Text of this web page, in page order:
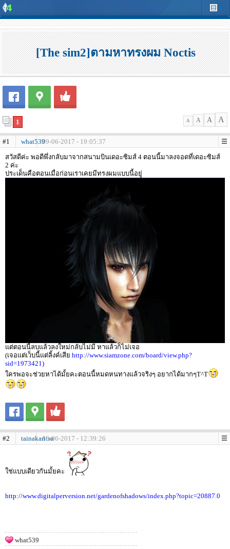
[The sim2]ตามหาทรงผม Noctis
1 A A A A
#1 what53909-06-2017 - 19:05:37
สวัสดีค่ะ พอดีพึ่งกลับมาจากสนามบินเดอะซิมส์ 4 ตอนนี้มาลงจอดที่เดอะซิมส์
2 ค่ะ
ประเด็นคือตอนเมื่อก่อนเราเคยมีทรงผมแบบนี้อยู่
แต่ตอนนี้ลบแล้วลงใหม่กลับไม่มี หาแล้วก็ไม่เจอ
(เจอแต่เว็บนี้แต่ลิ้งค์เสีย http://www.siamzone.com/board/view.php?
sid=1973421)
ใครพอจะช่วยหาได้มั้ยคะตอนนี้หมดหนทางแล้วจริงๆ อยากได้มากๆT^T
#2 tainakaritsu10-06-2017 - 12:39:26
ใช่แบบเดียวกันมั้ยคะ
http://www.digitalperversion.net/gardenofshadows/index.php?topic=20887.0
what539